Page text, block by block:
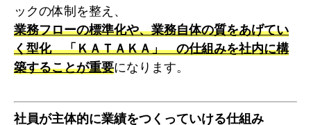
ックの体制を整え、
業務フローの標準化や、業務自体の質をあげてい
く型化 「ＫＡＴＡＫＡ」 の仕組みを社内に構
築することが重要になります。
社員が主体的に業績をつくっていける仕組み